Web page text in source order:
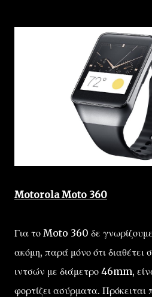
Motorola Moto 360
Για το Moto 360 δε
ακόμη, παρά μόνο ότι διαθέτει
ιντσών με διάμετρο 46mm,
φορτίζει ασύρματα. Πρόκειται